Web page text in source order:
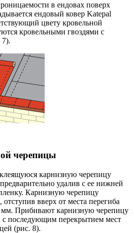
в ендовах поверх
ендовый ковер Katepal
цвету кровельной
кровельными гвоздями с
черепицы
карнизную черепицу
удалив с ее нижней
Карнизную черепицу
вверх от места перегиба
мм. Прибивают карнизную черепицу
с последующим перекрытием мест
(рис. 8).